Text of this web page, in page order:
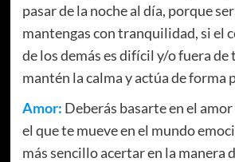
pasar de la noche al día, porque
mantengas con tranquilidad, si el
de los demás es difícil y/o fuera de
mantén la calma y actúa de forma
Amor: Deberás basarte en el
el que te mueve en el mundo
más sencillo acertar en la manera